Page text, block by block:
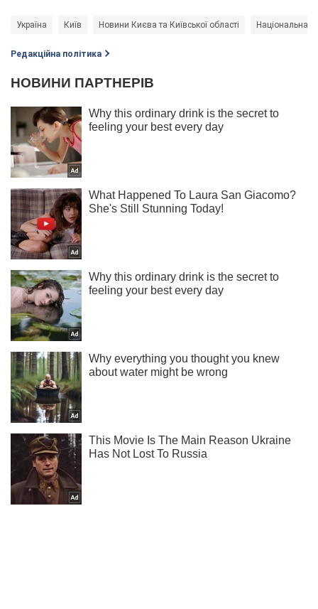
Україна Київ Новини Києва та Київської області Національна
Редакційна політика